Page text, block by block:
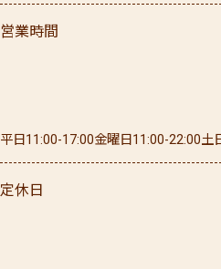
営業時間
平日11:00-17:00金曜日11:00-22:00土
定休日